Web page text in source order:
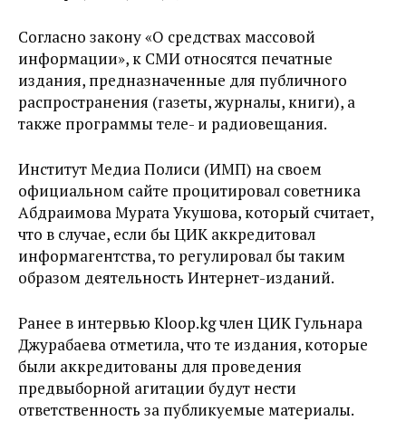
Согласно закону «О средствах массовой
информации», к СМИ относятся печатные
издания, предназначенные для публичного
распространения (газеты, журналы, книги), а
также программы теле- и радиовещания.
Институт Медиа Полиси (ИМП) на своем
официальном сайте процитировал советника
Абдраимова Мурата Укушова, который считает,
что в случае, если бы ЦИК аккредитовал
информагентства, то регулировал бы таким
образом деятельность Интернет-изданий.
Ранее в интервью Kloop.kg член ЦИК Гульнара
Джурабаева отметила, что те издания, которые
были аккредитованы для проведения
предвыборной агитации будут нести
ответственность за публикуемые материалы.